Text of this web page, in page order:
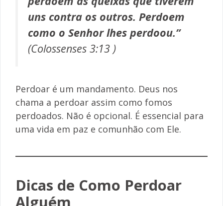
uns contra os outros. Perdoem
como o Senhor lhes perdoou.”
(Colossenses 3:13 )
Perdoar é um mandamento. Deus nos
chama a perdoar assim como fomos
perdoados. Não é opcional. É essencial para
uma vida em paz e comunhão com Ele.
Dicas de Como Perdoar
Alguém